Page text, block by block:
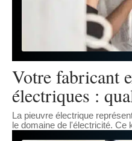
Votre fabricant
électriques :
La pieuvre électrique
le domaine de l'électricité. Ce